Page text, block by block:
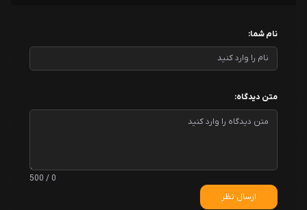
نام شما:
متن دیدگاه:
0 / 500
ارسال نظر